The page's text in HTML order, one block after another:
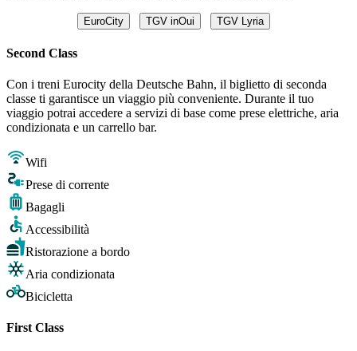
EuroCity TGV inOui TGV Lyria
Second Class
Con i treni Eurocity della Deutsche Bahn, il biglietto di seconda
classe ti garantisce un viaggio più conveniente. Durante il tuo
viaggio potrai accedere a servizi di base come prese elettriche, aria
condizionata e un carrello bar.
Wifi
Prese di corrente
Bagagli
Accessibilità
Ristorazione a bordo
Aria condizionata
Bicicletta
First Class